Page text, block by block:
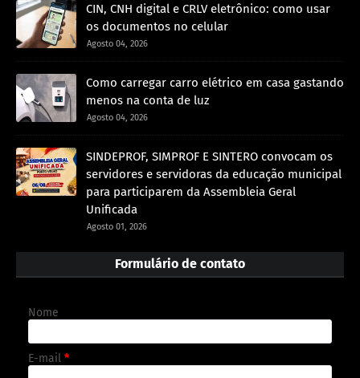
CIN, CNH digital e CRLV eletrônico: como usar
os documentos no celular
Agosto 04, 2026
Como carregar carro elétrico em casa gastando
menos na conta de luz
Agosto 04, 2026
SINDEPROF, SIMPROF E SINTERO convocam os
servidores e servidoras da educação municipal
para participarem da Assembleia Geral
Unificada
Agosto 01, 2026
Formulário de contato
Nome
E-mail *